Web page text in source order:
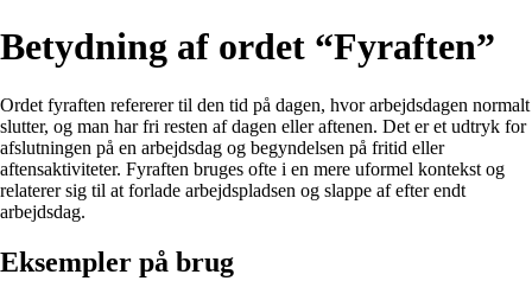
Betydning af ordet “Fyraften”
Ordet fyraften refererer til den tid på dagen, hvor arbejdsdagen normalt
slutter, og man har fri resten af dagen eller aftenen. Det er et udtryk for
afslutningen på en arbejdsdag og begyndelsen på fritid eller
aftensaktiviteter. Fyraften bruges ofte i en mere uformel kontekst og
relaterer sig til at forlade arbejdspladsen og slappe af efter endt
arbejdsdag.
Eksempler på brug